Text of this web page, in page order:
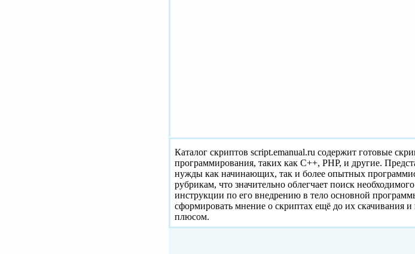
Каталог скриптов script.emanual.ru содержит готовые
программирования, таких как C++, PHP, и другие.
нужды как начинающих, так и более опытных
рубрикам, что значительно облегчает поиск
инструкции по его внедрению в тело основной
сформировать мнение о скриптах ещё до их скачивания
плюсом.